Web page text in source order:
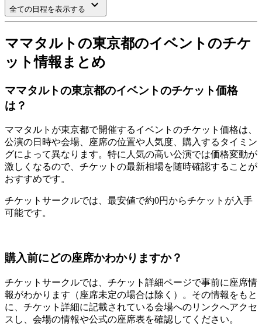
全ての日程を表示する keyboard_arrow_down
ママタルトの東京都のイベントのチケ
ット情報まとめ
ママタルトの東京都のイベントのチケット価格
は？
ママタルトが東京都で開催するイベントのチケット価格は、
公演の日時や会場、座席の位置や人気度、購入するタイミン
グによって異なります。特に人気の高い公演では価格変動が
激しくなるので、チケットの最新相場を随時確認することが
おすすめです。
チケットサークルでは、最安値で約0円からチケットが入手
可能です。
購入前にどの座席かわかりますか？
チケットサークルでは、チケット詳細ページで事前に座席情
報がわかります（座席未定の場合は除く）。その情報をもと
に、チケット詳細に記載されている会場へのリンクへアクセ
スし、会場の情報や公式の座席表を確認してください。